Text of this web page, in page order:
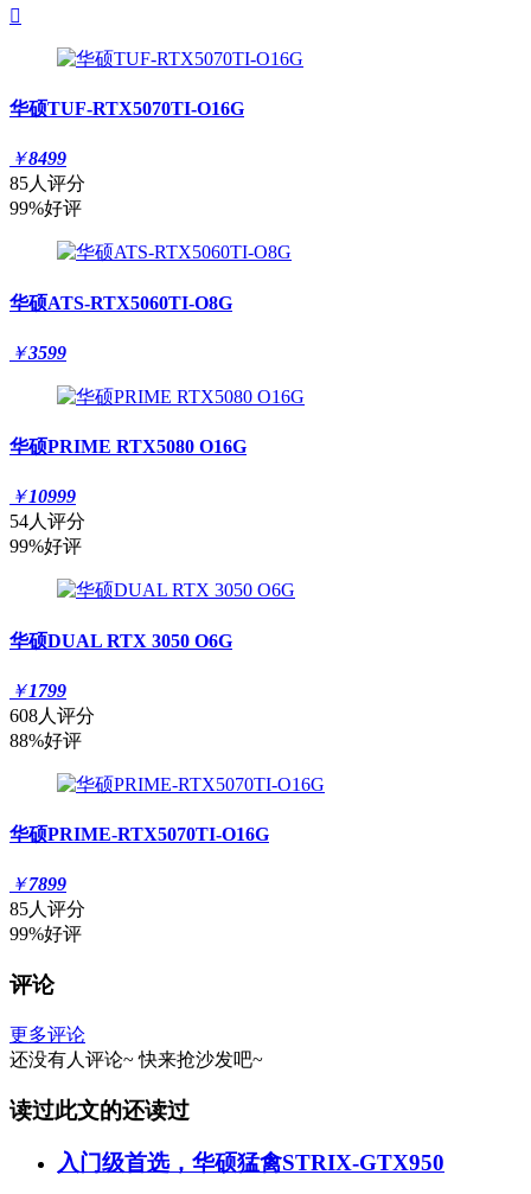

华硕TUF-RTX5070TI-O16G
￥8499
85人评分
99%好评
华硕ATS-RTX5060TI-O8G
￥3599
华硕PRIME RTX5080 O16G
￥10999
54人评分
99%好评
华硕DUAL RTX 3050 O6G
￥1799
608人评分
88%好评
华硕PRIME-RTX5070TI-O16G
￥7899
85人评分
99%好评
评论
更多评论
还没有人评论~ 快来抢沙发吧~
读过此文的还读过
入门级首选，华硕猛禽STRIX-GTX950